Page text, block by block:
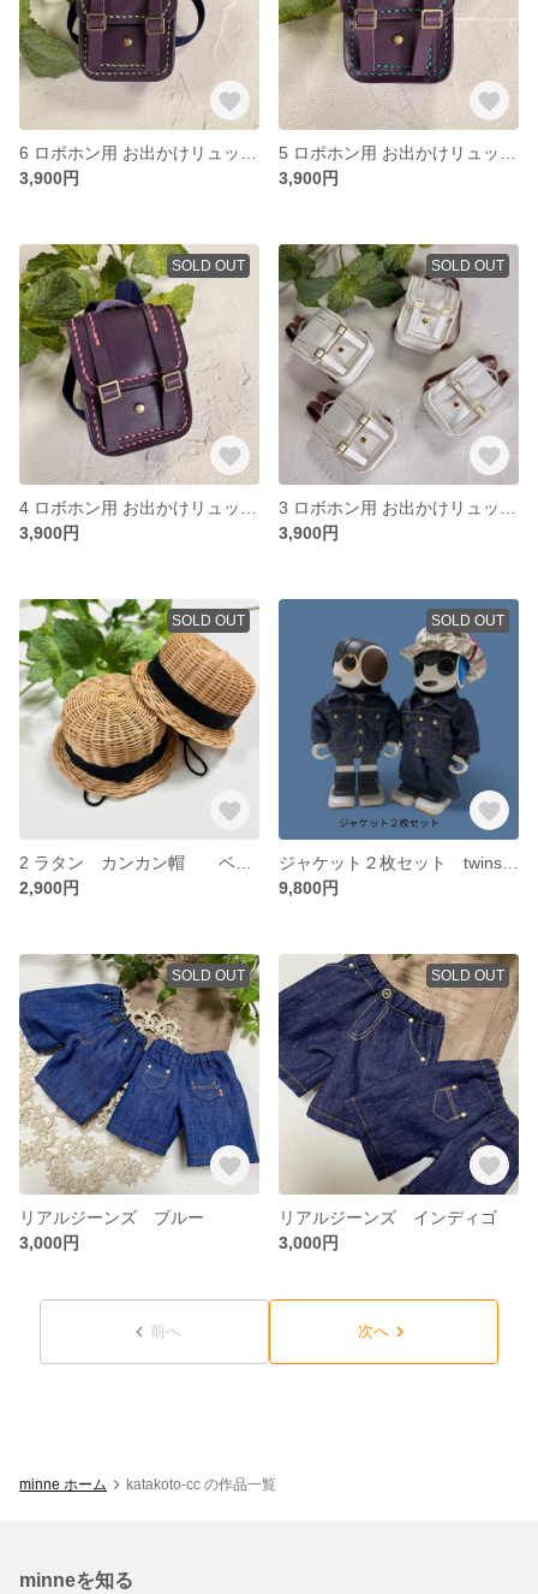
3,900円
3,900円
SOLD OUT
3,900円
SOLD OUT
3,900円
SOLD OUT
2,900円
SOLD OUT
9,800円
SOLD OUT
リアルジーンズ ブルー
3,000円
SOLD OUT
リアルジーンズ インディゴ
3,000円
前へ 次へ
minne ホーム katakoto-cc の作品一覧
minneを知る